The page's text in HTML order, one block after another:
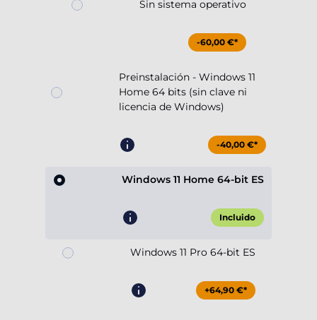
Sin sistema operativo
-60,00 €*
Preinstalación - Windows 11
Home 64 bits (sin clave ni
licencia de Windows)
-40,00 €*
Windows 11 Home 64-bit ES
Incluido
Windows 11 Pro 64-bit ES
+64,90 €*